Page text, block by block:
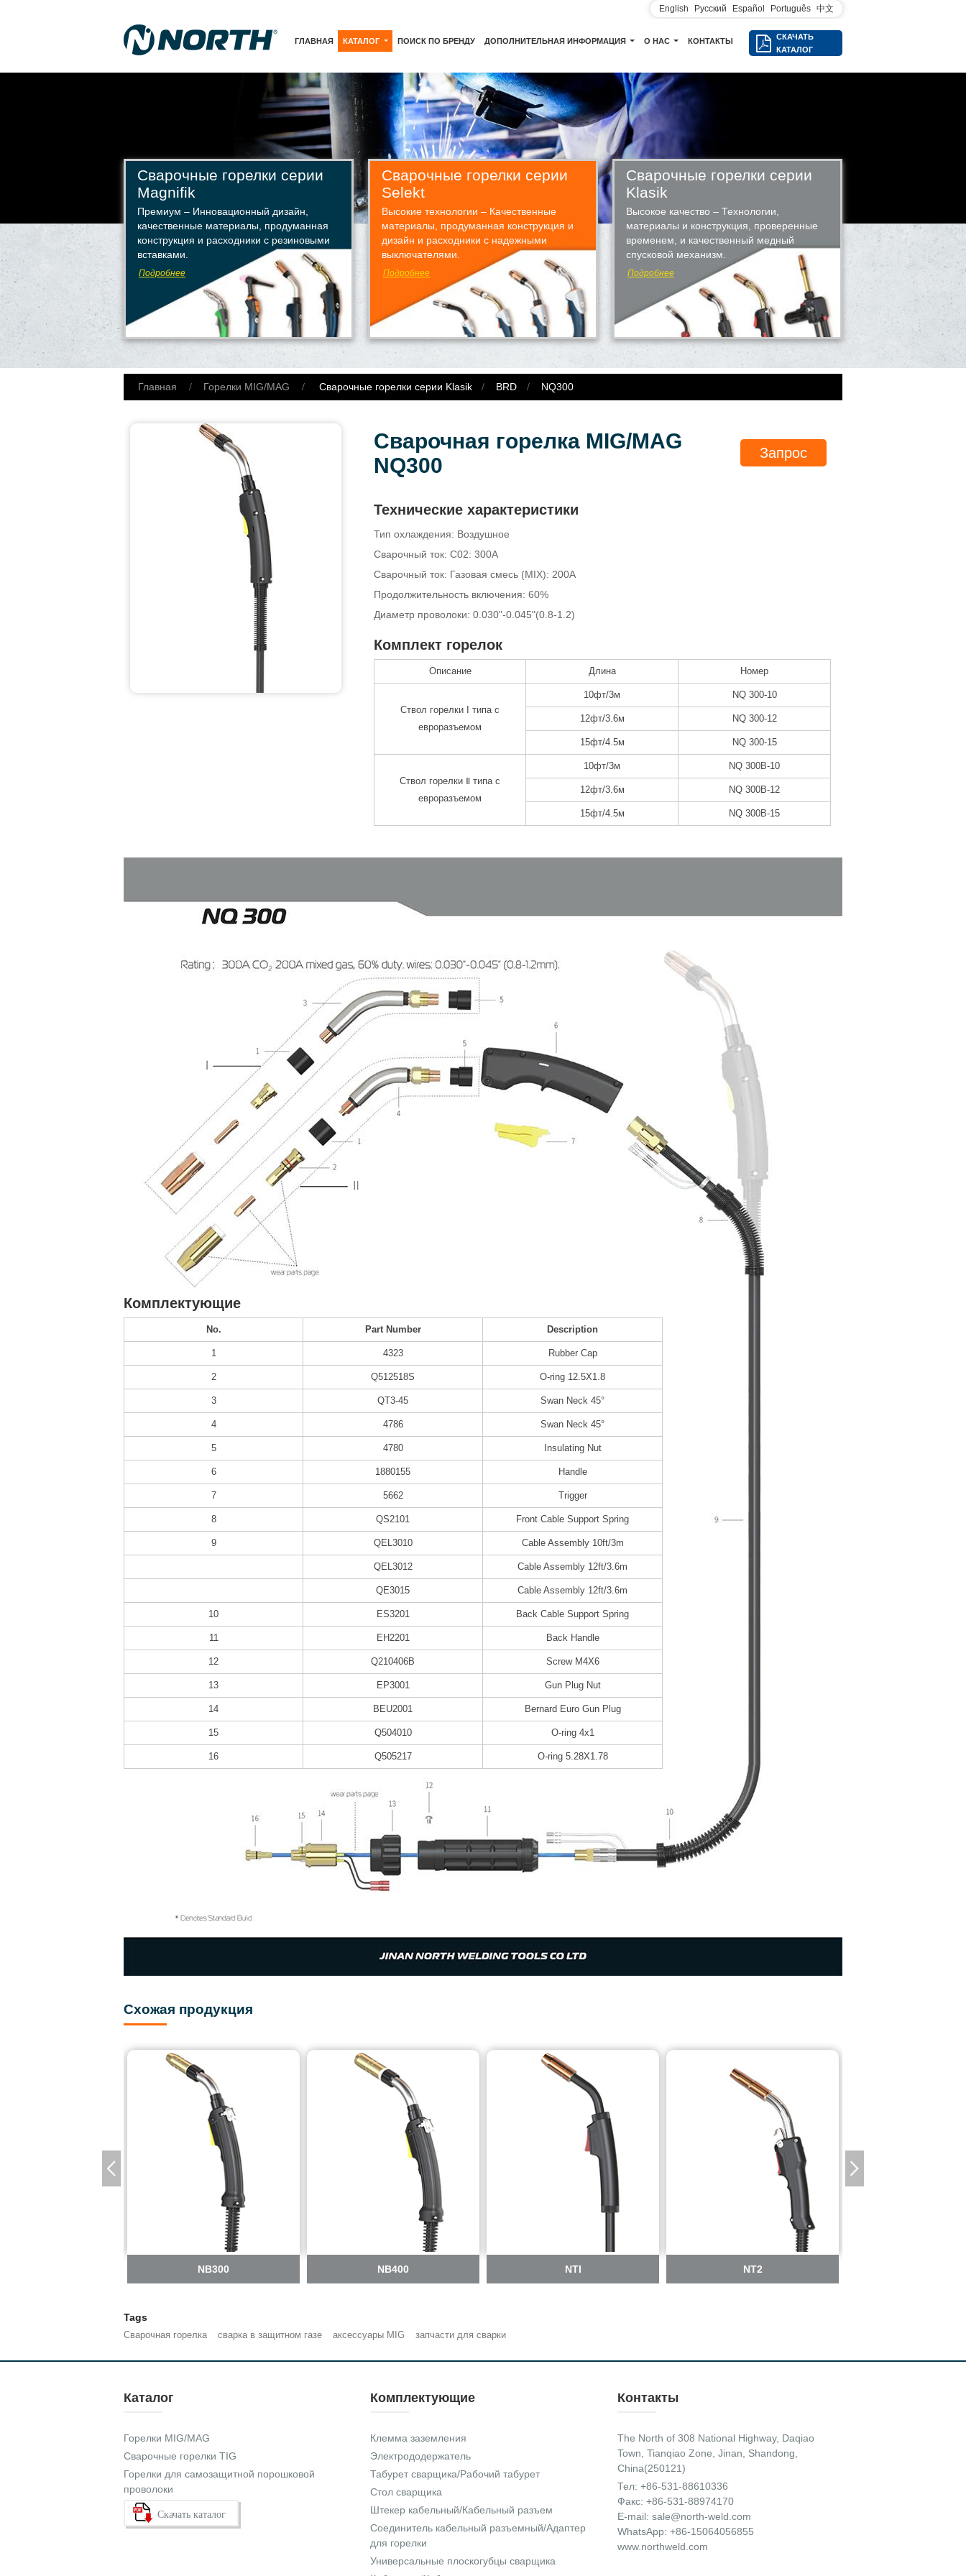
English Русский Español Português 中文
ГЛАВНАЯ КАТАЛОГ ПОИСК ПО БРЕНДУ ДОПОЛНИТЕЛЬНАЯ ИНФОРМАЦИЯ О НАС КОНТАКТЫ
СКАЧАТЬ
КАТАЛОГ
Сварочные горелки серии
Magnifik
Премиум – Инновационный дизайн,
качественные материалы, продуманная
конструкция и расходники с резиновыми
вставками.
Подробнее
Сварочные горелки серии
Selekt
Высокие технологии – Качественные
материалы, продуманная конструкция и
дизайн и расходники с надежными
выключателями.
Подробнее
Сварочные горелки серии
Klasik
Высокое качество – Технологии,
материалы и конструкция, проверенные
временем, и качественный медный
спусковой механизм.
Подробнее
Главная Горелки MIG/MAG Сварочные горелки серии Klasik BRD NQ300
Сварочная горелка MIG/MAG
NQ300
Запрос
Технические характеристики
Тип охлаждения: Воздушное
Сварочный ток: C02: 300A
Сварочный ток: Газовая смесь (MIX): 200A
Продолжительность включения: 60%
Диаметр проволоки: 0.030"-0.045"(0.8-1.2)
Комплект горелок
Описание Длина Номер
Ствол горелки I типа с
евроразъемом
10фт/3м NQ 300-10
12фт/3.6м NQ 300-12
15фт/4.5м NQ 300-15
Ствол горелки Ⅱ типа с
евроразъемом
10фт/3м NQ 300B-10
12фт/3.6м NQ 300B-12
15фт/4.5м NQ 300B-15
Комплектующие
No. Part Number Description
1 4323 Rubber Cap
2 Q512518S O-ring 12.5X1.8
3 QT3-45 Swan Neck 45°
4 4786 Swan Neck 45°
5 4780 Insulating Nut
6 1880155 Handle
7 5662 Trigger
8 QS2101 Front Cable Support Spring
9 QEL3010 Cable Assembly 10ft/3m
QEL3012 Cable Assembly 12ft/3.6m
QE3015 Cable Assembly 12ft/3.6m
10 ES3201 Back Cable Support Spring
11 EH2201 Back Handle
12 Q210406B Screw M4X6
13 EP3001 Gun Plug Nut
14 BEU2001 Bernard Euro Gun Plug
15 Q504010 O-ring 4x1
16 Q505217 O-ring 5.28X1.78
Схожая продукция
NB300 NB400 NTI NT2
Tags
Сварочная горелка
сварка в защитном газе аксессуары MIG запчасти для сварки
Каталог
Горелки MIG/MAG
Сварочные горелки TIG
Горелки для самозащитной порошковой
проволоки
Скачать каталог
Комплектующие
Клемма заземления
Электрододержатель
Табурет сварщика/Рабочий табурет
Стол сварщика
Штекер кабельный/Кабельный разъем
Соединитель кабельный разъемный/Адаптер
для горелки
Универсальные плоскогубцы сварщика
Контакты
The North of 308 National Highway, Daqiao
Town, Tianqiao Zone, Jinan, Shandong,
China(250121)
Тел: +86-531-88610336
Факс: +86-531-88974170
E-mail: sale@north-weld.com
WhatsApp: +86-15064056855
www.northweld.com